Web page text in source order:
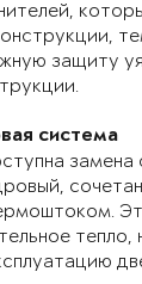
защиту
система
замена
тепло,